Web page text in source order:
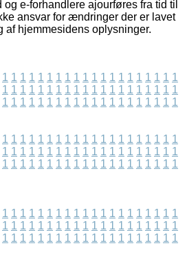
e-forhandlere ajourføres fra tid til
ansvar for ændringer der er lavet
af hjemmesidens oplysninger.
1 1 1 1 1 1 1 1 1 1 1 1 1 1 1 1 1 1 1 1
1 1 1 1 1 1 1 1 1 1 1 1 1 1 1 1 1 1 1 1
1 1 1 1 1 1 1 1 1 1 1 1 1 1 1 1 1 1 1 1
1 1 1 1 1 1 1 1 1 1 1 1 1 1 1 1 1 1 1 1
1 1 1 1 1 1 1 1 1 1 1 1 1 1 1 1 1 1 1 1
1 1 1 1 1 1 1 1 1 1 1 1 1 1 1 1 1 1 1 1
1 1 1 1 1 1 1 1 1 1 1 1 1 1 1 1 1 1 1 1
1 1 1 1 1 1 1 1 1 1 1 1 1 1 1 1 1 1 1 1
1 1 1 1 1 1 1 1 1 1 1 1 1 1 1 1 1 1 1 1